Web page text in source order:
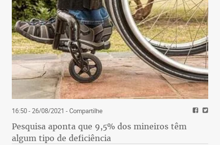
16:50 - 26/08/2021 - Compartilhe
Pesquisa aponta que 9,5% dos mineiros têm
algum tipo de deficiência